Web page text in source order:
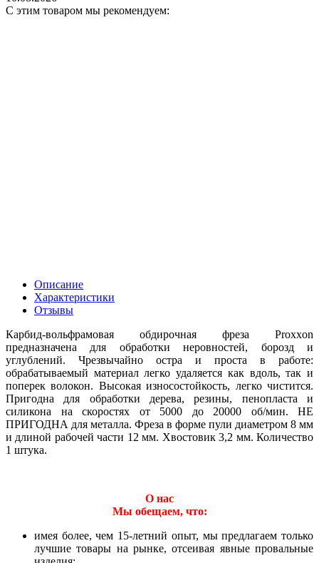
С этим товаром мы рекомендуем:
Описание
Характеристики
Отзывы
Карбид-вольфрамовая обдирочная фреза Proxxon
предназначена для обработки неровностей, борозд и
углублений. Чрезвычайно остра и проста в работе:
обрабатываемый материал легко удаляется как вдоль, так и
поперек волокон. Высокая износостойкость, легко чистится.
Пригодна для обработки дерева, резины, пенопласта и
силикона на скоростях от 5000 до 20000 об/мин. НЕ
ПРИГОДНА для металла. Фреза в форме пули диаметром 8 мм
и длиной рабочей части 12 мм. Хвостовик 3,2 мм. Количество
1 штука.
О нас
Мы обещаем, что:
имея более, чем 15-летний опыт, мы предлагаем только
лучшие товары на рынке, отсеивая явные провальные